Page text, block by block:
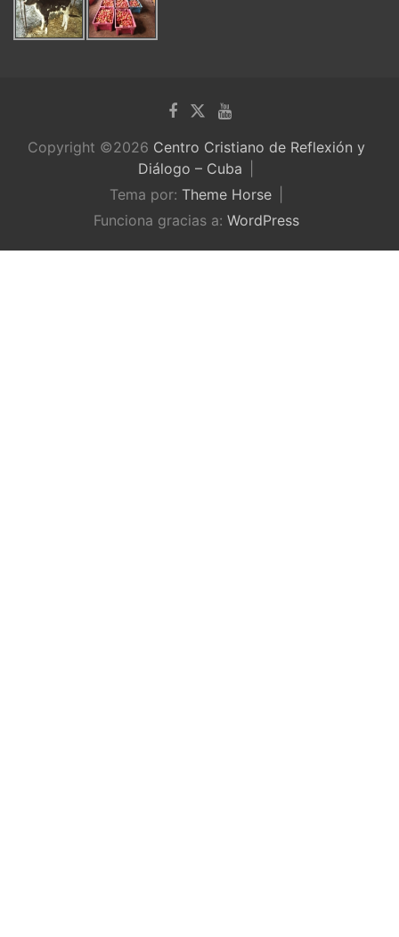
Copyright ©2026 Centro Cristiano de Reflexión y
Diálogo – Cuba
Tema por: Theme Horse
Funciona gracias a: WordPress